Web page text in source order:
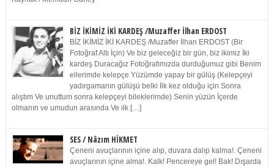
BİZ İKİMİZ İKİ KARDEŞ /Muzaffer İlhan ERDOST
BİZ İKİMİZ İKİ KARDEŞ /Muzaffer İlhan ERDOST (Bir
Fotoğraf Altı İçin) Ve biz geleceğiz bir gün, biz ikimiz İki
kardeş Duracağız Fotoğrafımızda durduğumuz gibi Benim
ellerimde kelepçe Yüzümde yapay bir gülüş (Kelepçeyi
yadırgamanın gülüşü belki İlk kez olduğu için Sonra
alıştım Ve unuttum sonra kelepçeyi bileklerimde) Senin yüzün İçerde
olmanın ve umudun arasında Ve ilk […]
SES / Nâzım HİKMET
Çeneni avuçlarının içine alıp, duvara dalıp kalma!. Çeneni
avuçlarının içine alma!. Kalk! Pencereye gel! Bak! Dışarda